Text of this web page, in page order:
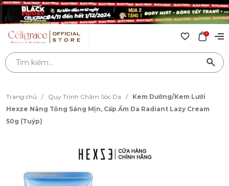
0
Trang chủ / Quy Trình Chăm Sóc Da /
Kem Dưỡng/Kem Lười
Hexze Nâng Tông Sáng Mịn, Cấp Ẩm Da Radiant Lazy Cream
50g (Tuýp)